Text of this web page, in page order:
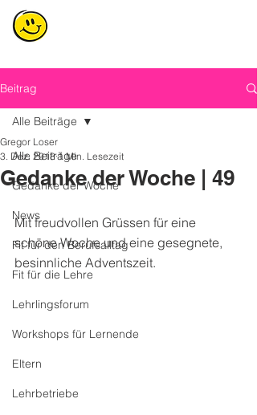
Beitrag
Alle Beiträge
Gedanke der Woche
News
Fit für den Berufsalltag
Fit für die Lehre
Lehrlingsforum
Workshops für Lernende
Eltern
Lehrbetriebe
Alle Beiträge
Gedanke der Woche | 49
Gregor Loser
3. Dez. 2018 1 Min. Lesezeit
Mit freudvollen Grüssen für eine
schöne Woche und eine gesegnete,
besinnliche Adventszeit.